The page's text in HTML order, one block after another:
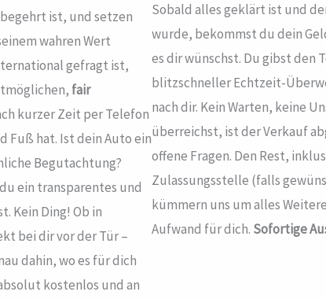
ist, und setzen
wahren Wert
gefragt ist,
fair
kurzer Zeit per Telefon
Fuß hat. Ist dein Auto ein
Begutachtung?
ein transparentes und
Kein Ding! Ob in
bei dir vor der Tür –
dahin, wo es für dich
kostenlos und an
Sobald alles geklärt ist und
wurde, bekommst du dein
es dir wünschst. Du gibst den
blitzschneller Echtzeit-
nach dir. Kein Warten, keine
überreichst, ist der Verkauf
offene Fragen. Den Rest,
Zulassungsstelle (falls
kümmern uns um alles
Aufwand für dich. Sofortige